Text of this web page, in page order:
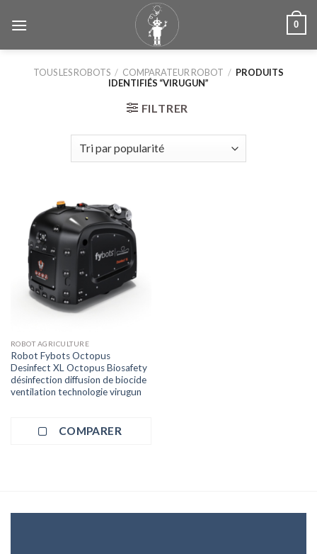
0
TOUS LES ROBOTS / COMPARATEUR ROBOT / PRODUITS
IDENTIFIÉS “VIRUGUN”
FILTRER
ROBOT AGRICULTURE
Robot Fybots Octopus
Desinfect XL Octopus Biosafety
désinfection diffusion de biocide
ventilation technologie virugun
COMPARER